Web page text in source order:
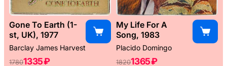
Gone To Earth (1-
st, UK), 1977
Barclay James Harvest
17801335 ₽
My Life For A
Song, 1983
Placido Domingo
18201365 ₽